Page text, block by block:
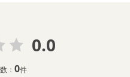
0.0
：0件